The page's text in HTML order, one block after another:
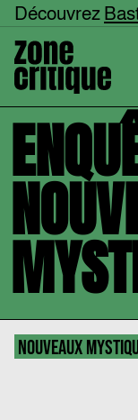
Découvrez
NOUVEAUX